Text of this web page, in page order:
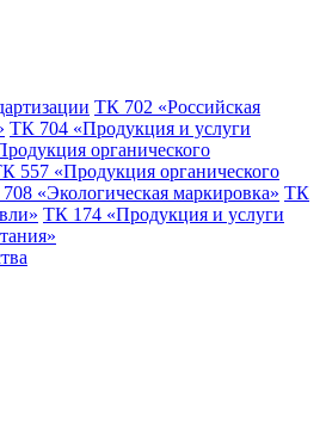
ТК 702 «Российская
ТК 704 «Продукция и услуги
органического
557 «Продукция органического
«Экологическая маркировка» ТК
ТК 174 «Продукция и услуги